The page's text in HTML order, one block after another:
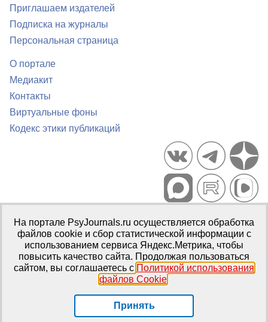
Приглашаем издателей
Подписка на журналы
Персональная страница
О портале
Медиакит
Контакты
Виртуальные фоны
Кодекс этики публикаций
Портал психологических изданий PsyJournals.ru, 2007–2026
Правила использования материалов
Свидетельство регистрации СМИЭл № ФС77-66447 от 14 июля
2016 г.
Издатель: ФГБОУ ВО МГППУ
На портале PsyJournals.ru осуществляется обработка
файлов cookie и сбор статистической информации с
использованием сервиса Яндекс.Метрика, чтобы
повысить качество сайта. Продолжая пользоваться
сайтом, вы соглашаетесь с Политикой использования
файлов Cookie.
Принять